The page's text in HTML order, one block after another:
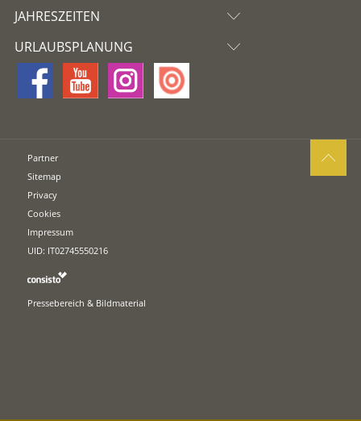
JAHRESZEITEN
URLAUBSPLANUNG
Partner
Sitemap
Privacy
Cookies
Impressum
UID: IT02745550216
Pressebereich & Bildmaterial